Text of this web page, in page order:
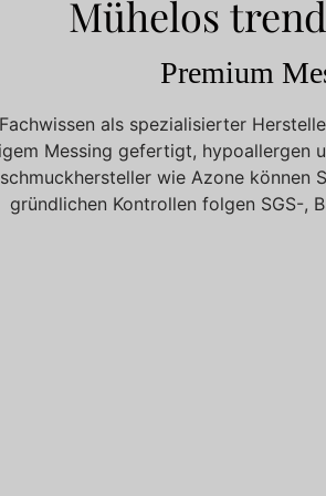
Mühelos
Premium
als spezialisierter
Messing gefertigt, hypoallergen
wie Azone können
gründlichen Kontrollen folgen SGS-,